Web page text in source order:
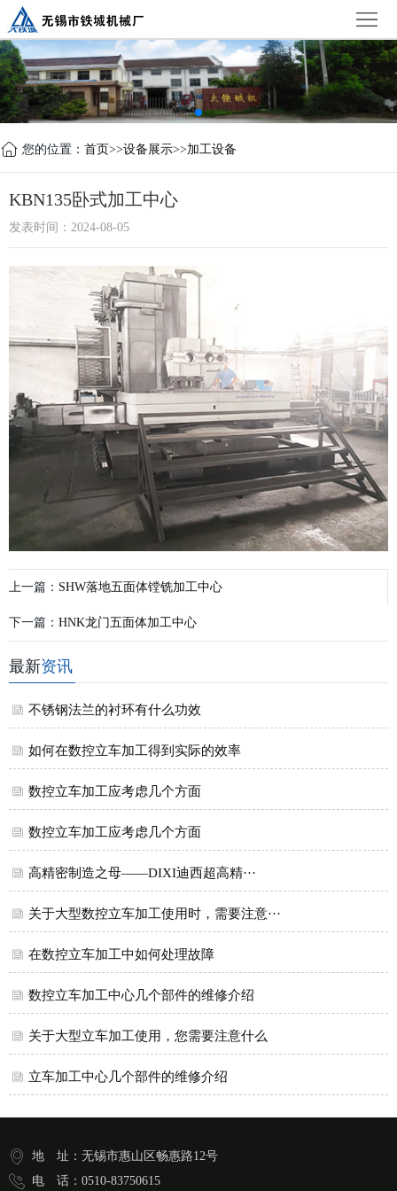
首
页
公
司
简
新
闻
心
产
中
备
荣
誉
书
联
我
您的位置： 首页>>设备展示>>加工设备
KBN135卧式加工中心
发表时间：2024-08-05
上一篇： SHW落地五面体镗铣加工中心
下一篇： HNK龙门五面体加工中心
最新资讯
不锈钢法兰的衬环有什么功效
如何在数控立车加工得到实际的效率
数控立车加工应考虑几个方面
数控立车加工应考虑几个方面
高精密制造之母——DIXI迪西超高精···
关于大型数控立车加工使用时，需要注意···
在数控立车加工中如何处理故障
数控立车加工中心几个部件的维修介绍
关于大型立车加工使用，您需要注意什么
立车加工中心几个部件的维修介绍
地 址：无锡市惠山区畅惠路12号
电 话：0510-83750615